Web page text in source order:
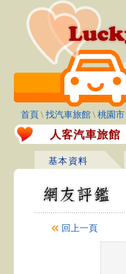
首頁 \ 找汽車旅館 \ 桃園市
人客汽車旅館
基本資料
回上一頁